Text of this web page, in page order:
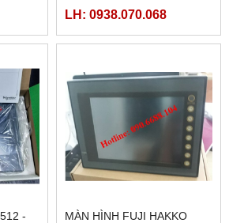
LH: 0938.070.068
-
MÀN HÌNH FUJI HAKKO